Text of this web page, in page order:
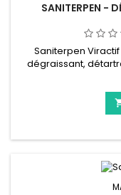
SANITERPEN -
Saniterpen
dégraissant,
certifié selon le
bactéries,